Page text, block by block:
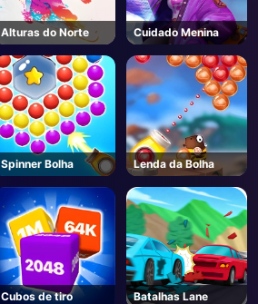
Alturas do Norte Cuidado Menina
Spinner Bolha Lenda da Bolha
Cubos de tiro Batalhas Lane